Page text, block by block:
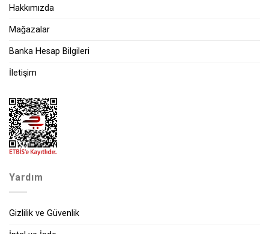
Hakkımızda
Mağazalar
Banka Hesap Bilgileri
İletişim
Yardım
Gizlilik ve Güvenlik